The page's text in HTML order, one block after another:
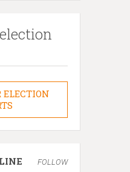
ELECTION
FOLLOW